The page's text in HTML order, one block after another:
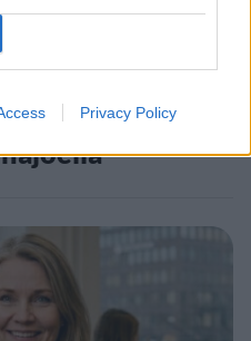
Privacy Policy